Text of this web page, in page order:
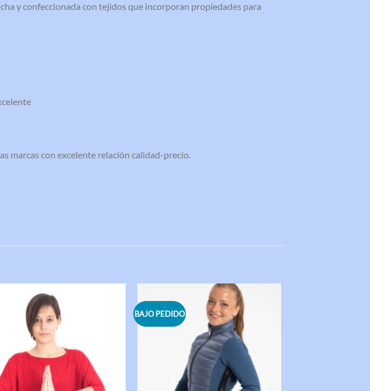
y confeccionada con tejidos que incorporan propiedades para
marcas con excelente relación calidad-precio.
BAJO PEDIDO